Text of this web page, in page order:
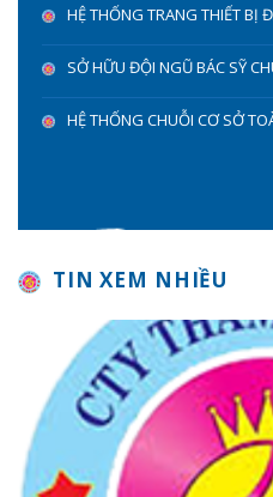
HỆ THỐNG TRANG THIẾT BỊ
SỞ HỮU ĐỘI NGŨ BÁC SỸ
HỆ THỐNG CHUỖI CƠ SỞ
TIN XEM NHIỀU